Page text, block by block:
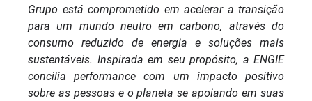
Grupo está comprometido em acelerar a transição
para um mundo neutro em carbono, através do
consumo reduzido de energia e soluções mais
sustentáveis. Inspirada em seu propósito, a ENGIE
concilia performance com um impacto positivo
sobre as pessoas e o planeta se apoiando em suas